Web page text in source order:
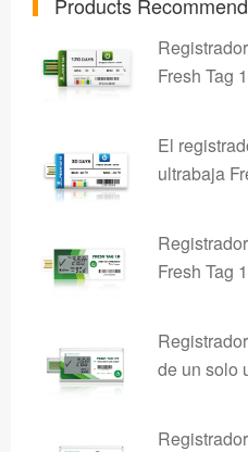
Fresh Tag
El
ultrabaja
Fresh Tag
de un solo